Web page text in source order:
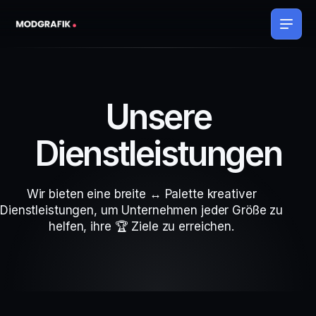
Unsere
Dienstleistungen
Wir bieten eine breite ↔ Palette kreativer
Dienstleistungen, um Unternehmen jeder Größe zu
helfen, ihre 🏆 Ziele zu erreichen.